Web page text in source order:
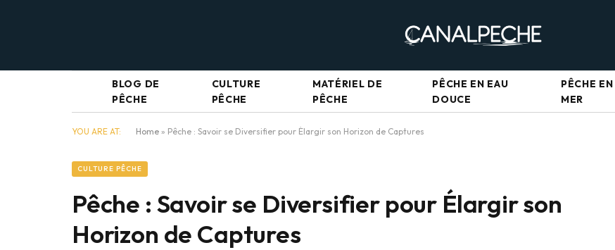
BLOG DE
PÊCHE
CULTURE
PÊCHE
MATÉRIEL DE
PÊCHE
PÊCHE EN EAU
DOUCE
PÊCHE EN
MER
YOU ARE AT: Home » Pêche : Savoir se Diversifier pour Élargir son Horizon de Captures
CULTURE PÊCHE
Pêche : Savoir se Diversifier pour Élargir son
Horizon de Captures